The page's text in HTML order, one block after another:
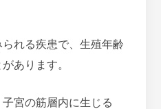
れる疾患で、生殖年齢
あります。
宮の筋層内に生じる